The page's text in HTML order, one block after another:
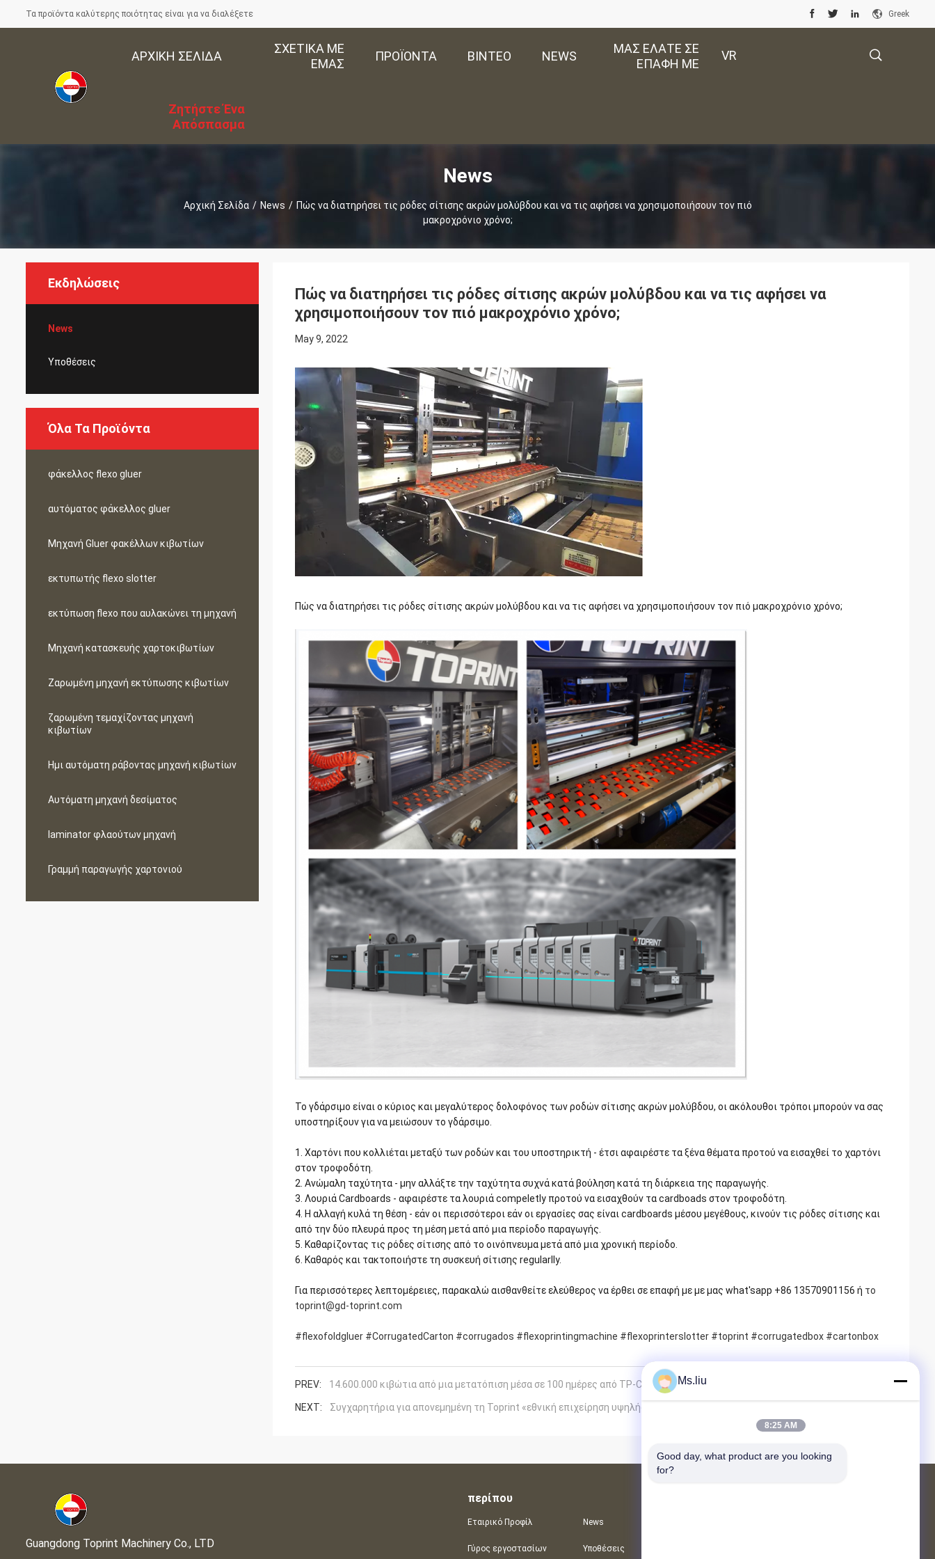
Τα προϊόντα καλύτερης ποιότητας είναι για να διαλέξετε Greek
ΑΡΧΙΚΉ ΣΕΛΊΔΑ
ΣΧΕΤΙΚΆ ΜΕ
ΕΜΆΣ
ΠΡΟΪΌΝΤΑ ΒΊΝΤΕΟ NEWS
ΜΑΣ ΕΛΆΤΕ ΣΕ
ΕΠΑΦΉ ΜΕ
VR
Ζητήστε Ένα
Απόσπασμα
News
Αρχική Σελίδα / News / Πώς να διατηρήσει τις ρόδες σίτισης ακρών μολύβδου και να τις αφήσει να χρησιμοποιήσουν τον πιό
μακροχρόνιο χρόνο;
Εκδηλώσεις
News
Υποθέσεις
Όλα Τα Προϊόντα
φάκελλος flexo gluer
αυτόματος φάκελλος gluer
Μηχανή Gluer φακέλλων κιβωτίων
εκτυπωτής flexo slotter
εκτύπωση flexo που αυλακώνει τη μηχανή
Μηχανή κατασκευής χαρτοκιβωτίων
Ζαρωμένη μηχανή εκτύπωσης κιβωτίων
ζαρωμένη τεμαχίζοντας μηχανή
κιβωτίων
Ημι αυτόματη ράβοντας μηχανή κιβωτίων
Αυτόματη μηχανή δεσίματος
laminator φλαούτων μηχανή
Γραμμή παραγωγής χαρτονιού
Πώς να διατηρήσει τις ρόδες σίτισης ακρών μολύβδου και να τις αφήσει να
χρησιμοποιήσουν τον πιό μακροχρόνιο χρόνο;
May 9, 2022
Πώς να διατηρήσει τις ρόδες σίτισης ακρών μολύβδου και να τις αφήσει να χρησιμοποιήσουν τον πιό μακροχρόνιο χρόνο;
Το γδάρσιμο είναι ο κύριος και μεγαλύτερος δολοφόνος των ροδών σίτισης ακρών μολύβδου, οι ακόλουθοι τρόποι μπορούν να σας
υποστηρίξουν για να μειώσουν το γδάρσιμο.
1. Χαρτόνι που κολλιέται μεταξύ των ροδών και του υποστηρικτή - έτσι αφαιρέστε τα ξένα θέματα προτού να εισαχθεί το χαρτόνι
στον τροφοδότη.
2. Ανώμαλη ταχύτητα - μην αλλάξτε την ταχύτητα συχνά κατά βούληση κατά τη διάρκεια της παραγωγής.
3. Λουριά Cardboards - αφαιρέστε τα λουριά compeletly προτού να εισαχθούν τα cardboads στον τροφοδότη.
4. Η αλλαγή κυλά τη θέση - εάν οι περισσότεροι εάν οι εργασίες σας είναι cardboards μέσου μεγέθους, κινούν τις ρόδες σίτισης και
από την δύο πλευρά προς τη μέση μετά από μια περίοδο παραγωγής.
5. Καθαρίζοντας τις ρόδες σίτισης από το οινόπνευμα μετά από μια χρονική περίοδο.
6. Καθαρός και τακτοποιήστε τη συσκευή σίτισης regularlly.
Για περισσότερες λεπτομέρειες, παρακαλώ αισθανθείτε ελεύθερος να έρθει σε επαφή με με μας what'sapp +86 13570901156 ή το
toprint@gd-toprint.com
#flexofoldgluer #CorrugatedCarton #corrugados #flexoprintingmachine #flexoprinterslotter #toprint #corrugatedbox #cartonbox
PREV: 14.600.000 κιβώτια από μια μετατόπιση μέσα σε 100 ημέρες από TP-CR-0920-4SD
NEXT: Συγχαρητήρια για απονεμημένη τη Toprint «εθνική επιχείρηση υψηλής τεχνολογίας»
Guangdong Toprint Machinery Co., LTD
περίπου
Εταιρικό Προφίλ
Γύρος εργοστασίων
News
Υποθέσεις
Ms.liu
8:25 AM
Good day, what product are you looking
for?